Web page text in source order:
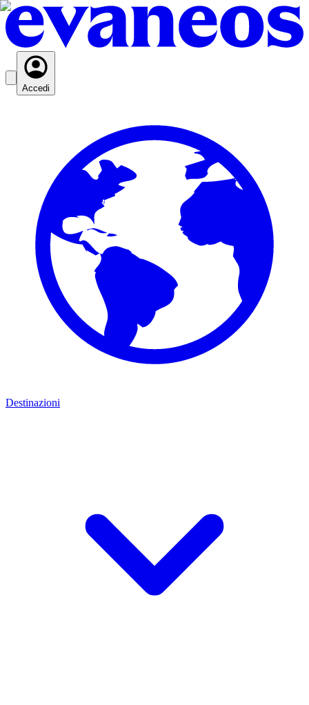
Accedi
Destinazioni